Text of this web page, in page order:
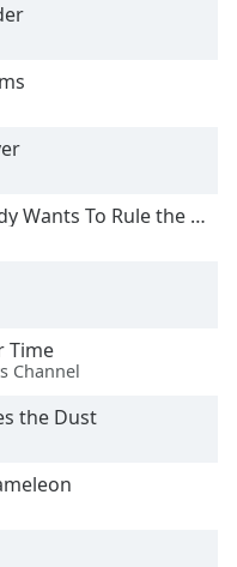
To Rule the World
Time
Channel
the Dust